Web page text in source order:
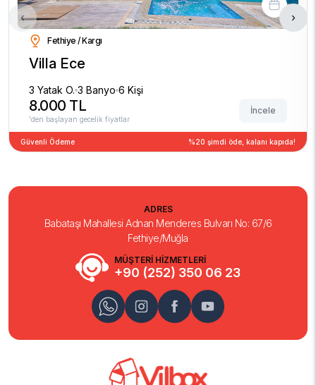
Fethiye / Kargı
Villa Ece
3 Yatak O. 3 Banyo 6 Kişi
8.000 TL
'den başlayan gecelik fiyatlar
İncele
Güvenli Ödeme %20 şimdi öde, kalanı kapıda!
‹ ›
MÜŞTERİ HİZMETLERİ
+90 (252) 350 06 23
ADRES
Babataşı Mahallesi Adnan Menderes Bulvarı No: 67/6
Fethiye/Muğla